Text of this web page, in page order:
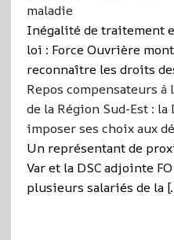
maladie
Inégalité de traitement
loi : Force Ouvrière
reconnaître les droits
Repos compensateurs à
de la Région Sud-Est :
imposer ses choix aux
Un représentant de
Var et la DSC adjointe
plusieurs salariés de la